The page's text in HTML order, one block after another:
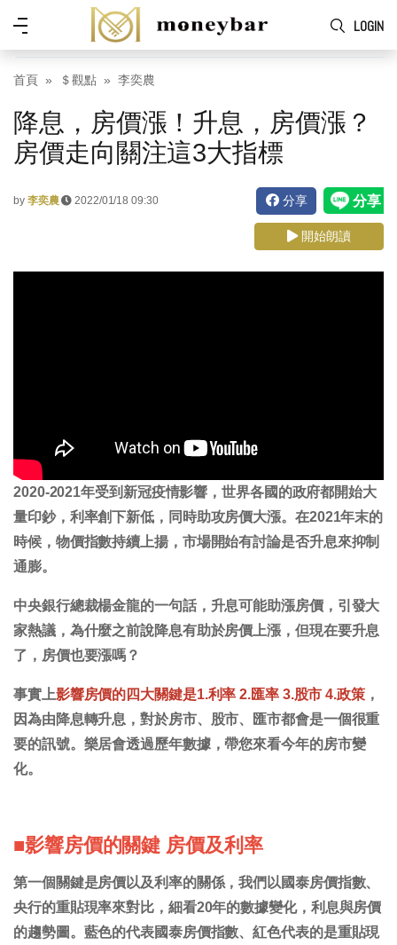
Skip to main content
LOGIN
功
能
表
首頁 ＄觀點 李奕農
降息，房價漲！升息，房價漲？
房價走向關注這3大指標
by 李奕農 2022/01/18 09:30 分享
開始朗讀
2020-2021年受到新冠疫情影響，世界各國的政府都開始大
量印鈔，利率創下新低，同時助攻房價大漲。在2021年末的
時候，物價指數持續上揚，市場開始有討論是否升息來抑制
通膨。
中央銀行總裁楊金龍的一句話，升息可能助漲房價，引發大
家熱議，為什麼之前說降息有助於房價上漲，但現在要升息
了，房價也要漲嗎？
事實上影響房價的四大關鍵是1.利率 2.匯率 3.股市 4.政策，
因為由降息轉升息，對於房市、股市、匯市都會是一個很重
要的訊號。樂居會透過歷年數據，帶您來看今年的房市變
化。
■影響房價的關鍵 房價及利率
第一個關鍵是房價以及利率的關係，我們以國泰房價指數、
央行的重貼現率來對比，細看20年的數據變化，利息與房價
的趨勢圖。藍色的代表國泰房價指數、紅色代表的是重貼現